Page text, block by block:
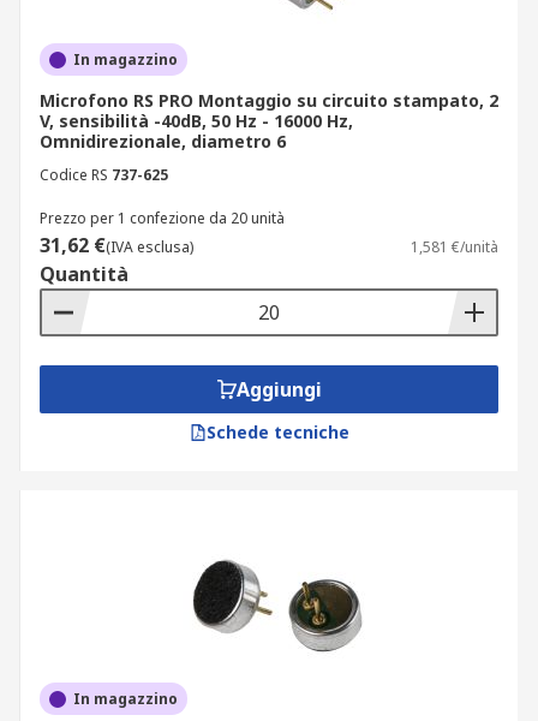
In magazzino
Microfono RS PRO Montaggio su circuito stampato, 2
V, sensibilità -40dB, 50 Hz - 16000 Hz,
Omnidirezionale, diametro 6
Codice RS 737-625
Prezzo per 1 confezione da 20 unità
31,62 €(IVA esclusa) 1,581 €/unità
Quantità
Aggiungi
Schede tecniche
In magazzino